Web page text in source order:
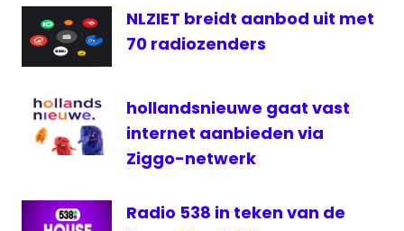
538
sbs6
televisie
Weer.nl
NLZIET breidt aanbod uit met
70 radiozenders
hollandsnieuwe gaat vast
internet aanbieden via
Ziggo-netwerk
Radio 538 in teken van de